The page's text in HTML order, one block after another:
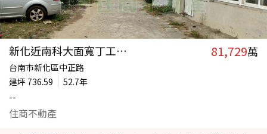
新化近南科大面寬丁工可申請廠登 81,729萬
台南市新化區中正路
建坪 736.59
52.7年
--
住商不動產